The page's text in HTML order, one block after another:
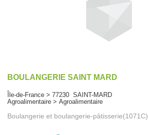
BOULANGERIE SAINT MARD
Île-de-France > 77230 SAINT-MARD
Agroalimentaire > Agroalimentaire
Boulangerie et boulangerie-pâtisserie(1071C)